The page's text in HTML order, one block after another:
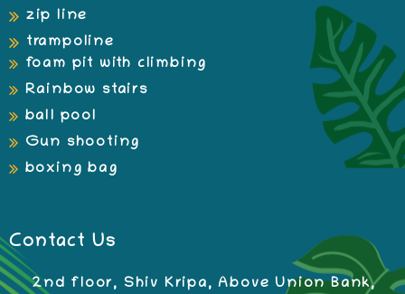
zip line
trampoline
foam pit with climbing
Rainbow stairs
ball pool
Gun shooting
boxing bag
Contact Us
2nd floor, Shiv Kripa, Above Union Bank,